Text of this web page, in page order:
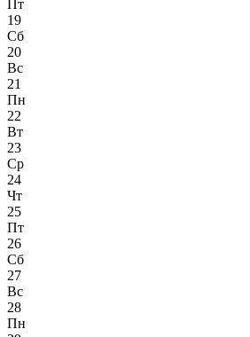
Пт
19
Сб
20
Вс
21
Пн
22
Вт
23
Ср
24
Чт
25
Пт
26
Сб
27
Вс
28
Пн